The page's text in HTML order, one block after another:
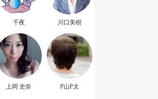
千夜 川口美樹
上岡 史奈 P山P太